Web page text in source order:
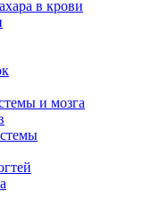
в крови
и мозга